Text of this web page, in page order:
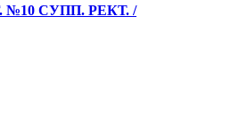
СУПП. РЕКТ. /